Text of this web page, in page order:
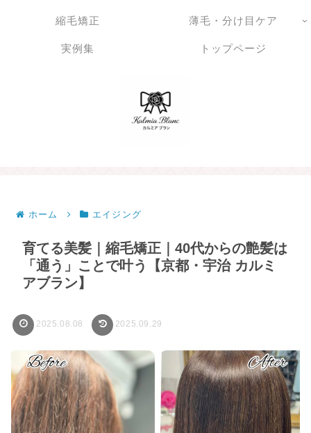
縮毛矯正 薄毛・分け目ケア
実例集 トップページ
ホーム エイジング
育てる美髪｜縮毛矯正｜40代からの艶髪は
「通う」ことで叶う【京都・宇治 カルミ
アブラン】
2025.08.08 2025.09.29